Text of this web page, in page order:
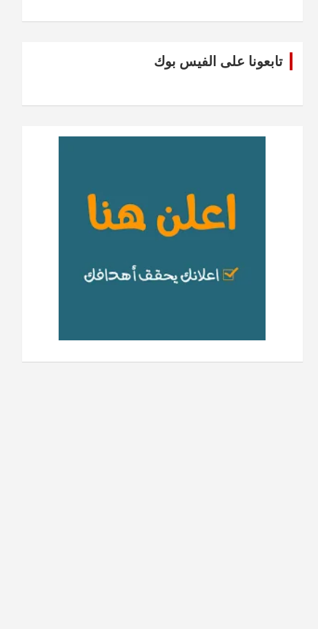
تابعونا على الفيس بوك